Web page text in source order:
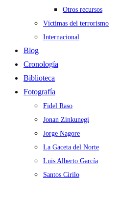
Otros recursos
Víctimas del terrorismo
Internacional
Blog
Cronología
Biblioteca
Fotografía
Fidel Raso
Jonan Zinkunegi
Jorge Nagore
La Gaceta del Norte
Luis Alberto García
Santos Cirilo